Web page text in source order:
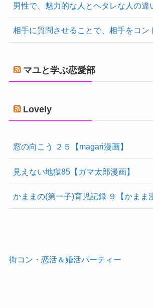
男性で、魅力的な人とヘタレな人の違
相手に質問させることで、相手をコン
マユと学ぶ恋愛部
Lovely
窓の向こう ２５【magari漫画】
見えない地獄85【ガマ太郎漫画】
かままの(第一子)育児記録 ９【かまま
街コン・恋活＆婚活パーティー